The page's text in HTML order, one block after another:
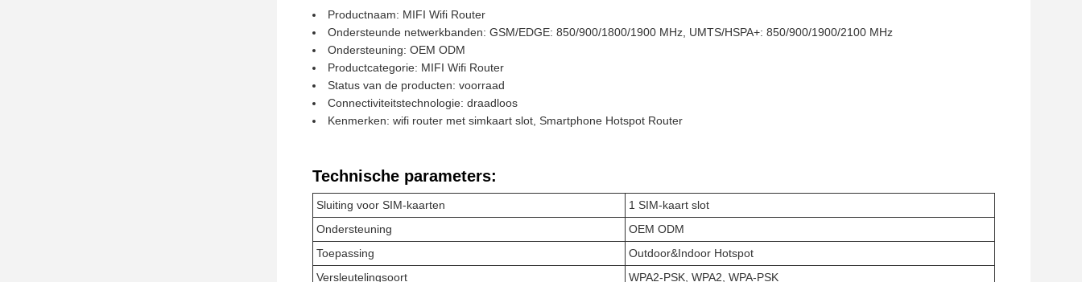
Productnaam: MIFI Wifi Router
Ondersteunde netwerkbanden: GSM/EDGE: 850/900/1800/1900 MHz, UMTS/HSPA+: 850/900/1900/2100 MHz
Ondersteuning: OEM ODM
Productcategorie: MIFI Wifi Router
Status van de producten: voorraad
Connectiviteitstechnologie: draadloos
Kenmerken: wifi router met simkaart slot, Smartphone Hotspot Router
Technische parameters:
Sluiting voor SIM-kaarten
1 SIM-kaart slot
Ondersteuning
OEM ODM
Toepassing
Outdoor&Indoor Hotspot
Versleutelingsoort
WPA2-PSK, WPA2, WPA-PSK